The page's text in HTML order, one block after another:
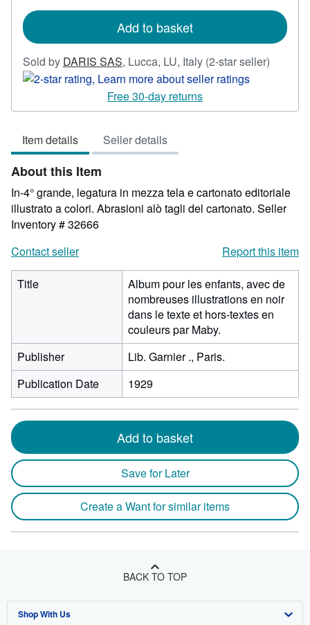
Add to basket
Sold by DARIS SAS, Lucca, LU, Italy (2-star seller)
out
Free 30-day returns
Item details Seller details
About this Item
In-4° grande, legatura in mezza tela e cartonato editoriale
illustrato a colori. Abrasioni alò tagli del cartonato. Seller
Inventory # 32666
Contact seller
Report this item
Title
Album pour les enfants, avec de
nombreuses illustrations en noir
dans le texte et hors-textes en
couleurs par Maby.
Publisher
Lib. Garnier ., Paris.
Publication Date
1929
Add to basket
Save for Later
Create a Want for similar items
BACK TO TOP
Shop With Us